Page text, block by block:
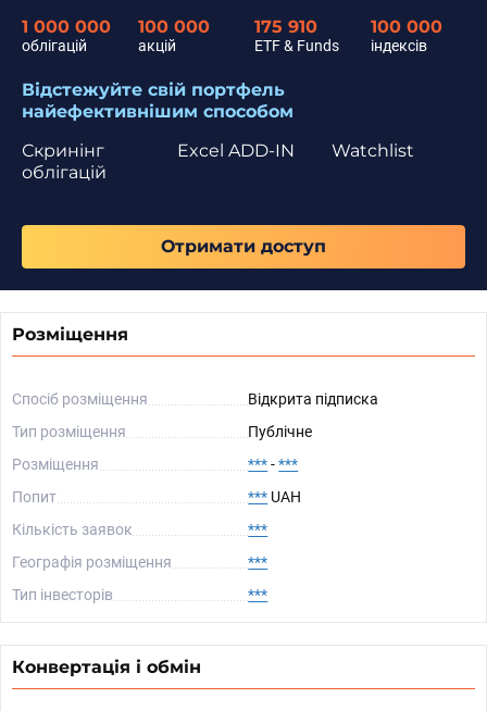
1 000 000
облігацій
100 000
акцій
175 910
ETF & Funds
100 000
індексів
Відстежуйте свій портфель
найефективнішим способом
Скринінг
облігацій
Watchlist
Excel ADD-IN
Отримати доступ
Розміщення
Спосіб розміщення
Відкрита підписка
Тип розміщення
Публічне
Розміщення
***-***
Попит
*** UAH
Кількість заявок
***
Географія розміщення
***
Тип інвесторів
***
Конвертація і обмін